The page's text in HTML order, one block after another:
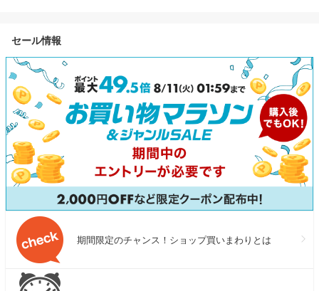
セール情報
期間限定のチャンス！ショップ買いまわりとは